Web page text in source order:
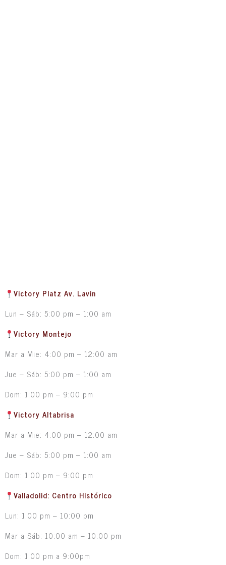
Victory Platz Av. Lavin
Lun – Sáb: 5:00 pm – 1:00 am
Victory Montejo
Mar a Mie: 4:00 pm – 12:00 am
Jue – Sáb: 5:00 pm – 1:00 am
Dom: 1:00 pm – 9:00 pm
Victory Altabrisa
Mar a Mie: 4:00 pm – 12:00 am
Jue – Sáb: 5:00 pm – 1:00 am
Dom: 1:00 pm – 9:00 pm
Valladolid: Centro Histórico
Lun: 1:00 pm – 10:00 pm
Mar a Sáb: 10:00 am – 10:00 pm
Dom: 1:00 pm a 9:00pm